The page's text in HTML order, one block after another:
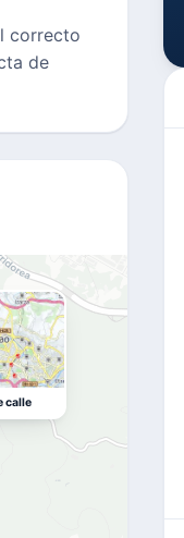
correcto
de
calle